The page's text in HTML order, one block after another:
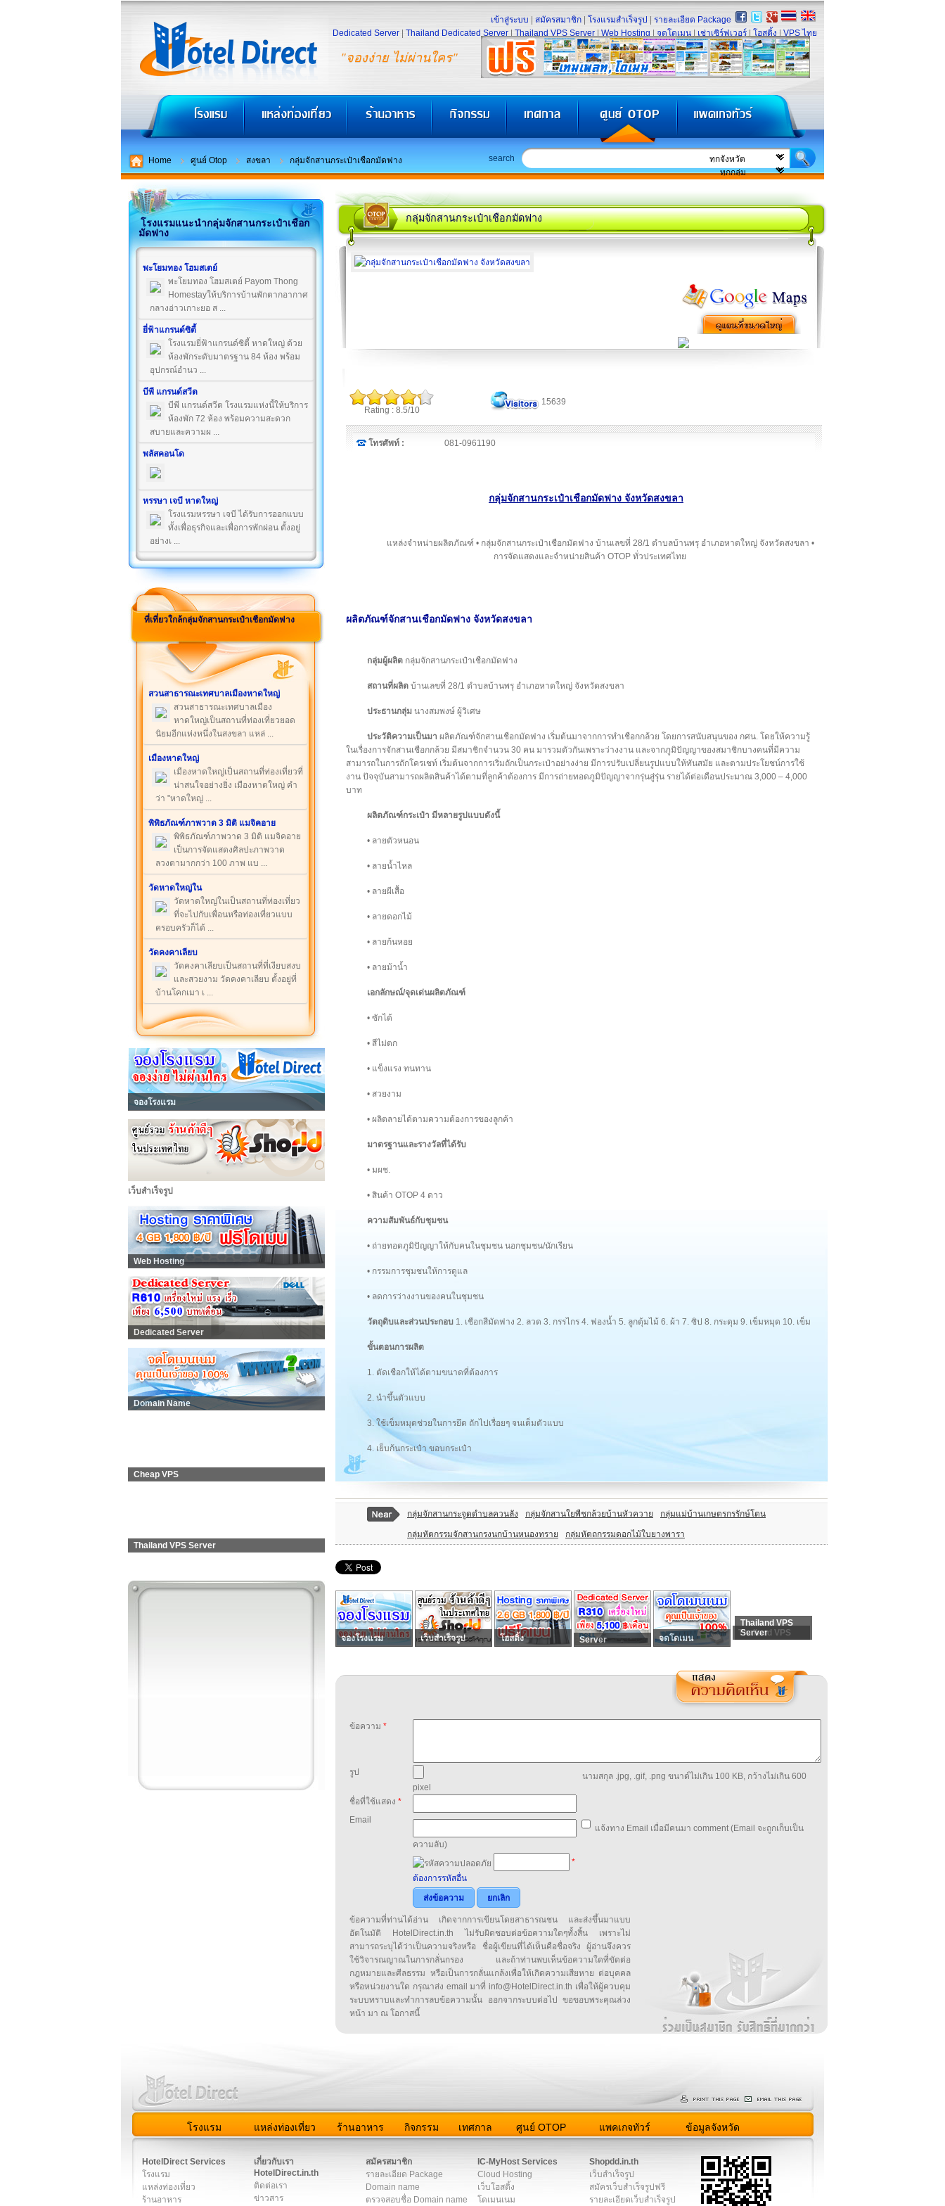
"จองง่าย ไม่ผ่านใคร"
เข้าสู่ระบบ สมัครสมาชิก โรงแรมสำเร็จรูป
รายละเอียด Package
Dedicated Server
Thailand Dedicated Server Thailand VPS Server Web Hosting จดโดเมน เช่าเซิร์ฟเวอร์ โฮสติ้ง VPS ไทย
Home ศูนย์ Otop สงขลา กลุ่มจักสานกระเป๋าเชือกมัดฟาง search
โรงแรมแนะนำกลุ่มจักสานกระเป๋าเชือก
มัดฟาง
พะโยมทอง โฮมสเตย์
พะโยมทอง โฮมสเตย์ Payom Thong
Homestayให้บริการบ้านพักตากอากาศ
กลางอ่าวเกาะยอ ส ...
ยี่ฟ้าแกรนด์ซิตี้
โรงแรมยี่ฟ้าแกรนด์ซิตี้ หาดใหญ่ ด้วย
ห้องพักระดับมาตรฐาน 84 ห้อง พร้อม
อุปกรณ์อำนว ...
บีพี แกรนด์สวีต
บีพี แกรนด์สวีต โรงแรมแห่งนี้ให้บริการ
ห้องพัก 72 ห้อง พร้อมความสะดวก
สบายและความผ ...
พลัสคอนโด
หรรษา เจบี หาดใหญ่
โรงแรมหรรษา เจบี ได้รับการออกแบบ
ทั้งเพื่อธุรกิจและเพื่อการพักผ่อน ตั้งอยู่
อย่างเ ...
ที่เที่ยวใกล้กลุ่มจักสานกระเป๋าเชือกมัดฟาง
สวนสาธารณะเทศบาลเมืองหาดใหญ่
สวนสาธารณะเทศบาลเมือง
หาดใหญ่เป็นสถานที่ท่องเที่ยวยอด
นิยมอีกแห่งหนึ่งในสงขลา แหล่ ...
เมืองหาดใหญ่
เมืองหาดใหญ่เป็นสถานที่ท่องเที่ยวที่
น่าสนใจอย่างยิ่ง เมืองหาดใหญ่ คำ
ว่า "หาดใหญ่ ...
พิพิธภัณฑ์ภาพวาด 3 มิติ แมจิคอาย
พิพิธภัณฑ์ภาพวาด 3 มิติ แมจิคอาย
เป็นการจัดแสดงศิลปะภาพวาด
ลวงตามากกว่า 100 ภาพ แบ ...
วัดหาดใหญ่ใน
วัดหาดใหญ่ในเป็นสถานที่ท่องเที่ยว
ที่จะไปกับเพื่อนหรือท่องเที่ยวแบบ
ครอบครัวก็ได้ ...
วัดคงคาเลียบ
วัดคงคาเลียบเป็นสถานที่ที่เงียบสงบ
และสวยงาม วัดคงคาเลียบ ตั้งอยู่ที่
บ้านโคกเมา เ ...
จองโรงแรม
เว็บสำเร็จรูป
Web Hosting
Dedicated Server
Domain Name
Cheap VPS
Thailand VPS Server
กลุ่มจักสานกระเป๋าเชือกมัดฟาง
Rating : 8.5/10
15639
โทรศัพท์ : 081-0961190
กลุ่มจักสานกระเป๋าเชือกมัดฟาง จังหวัดสงขลา
แหล่งจำหน่ายผลิตภัณฑ์ • กลุ่มจักสานกระเป๋าเชือกมัดฟาง บ้านเลขที่ 28/1 ตำบลบ้านพรุ อำเภอหาดใหญ่ จังหวัดสงขลา •
การจัดแสดงและจำหน่ายสินค้า OTOP ทั่วประเทศไทย
ผลิตภัณฑ์จักสานเชือกมัดฟาง จังหวัดสงขลา
กลุ่มผู้ผลิต กลุ่มจักสานกระเป๋าเชือกมัดฟาง
สถานที่ผลิต บ้านเลขที่ 28/1 ตำบลบ้านพรุ อำเภอหาดใหญ่ จังหวัดสงขลา
ประธานกลุ่ม นางสมพงษ์ ผู้วิเศษ
ประวัติความเป็นมา ผลิตภัณฑ์จักสานเชือกมัดฟาง เริ่มต้นมาจากการทำเชือกกล้วย โดยการสนับสนุนของ กศน. โดยให้ความรู้
ในเรื่องการจักสานเชือกกล้วย มีสมาชิกจำนวน 30 คน มารวมตัวกันเพราะว่างงาน และจากภูมิปัญญาของสมาชิกบางคนที่มีความ
สามารถในการถักโครเชท์ เริ่มต้นจากการเริ่มถักเป็นกระเป๋าอย่างง่าย มีการปรับเปลี่ยนรูปแบบให้ทันสมัย และตามประโยชน์การใช้
งาน ปัจจุบันสามารถผลิตสินค้าได้ตามที่ลูกค้าต้องการ มีการถ่ายทอดภูมิปัญญาจากรุ่นสู่รุ่น รายได้ต่อเดือนประมาณ 3,000 – 4,000
บาท
ผลิตภัณฑ์กระเป๋า มีหลายรูปแบบดังนี้
• ลายตัวหนอน
• ลายน้ำไหล
• ลายผีเสื้อ
• ลายดอกไม้
• ลายก้นหอย
• ลายม้าน้ำ
เอกลักษณ์/จุดเด่นผลิตภัณฑ์
• ซักได้
• สีไม่ตก
• แข็งแรง ทนทาน
• สวยงาม
• ผลิตลายได้ตามความต้องการของลูกค้า
มาตรฐานและรางวัลที่ได้รับ
• มผช.
• สินค้า OTOP 4 ดาว
ความสัมพันธ์กับชุมชน
• ถ่ายทอดภูมิปัญญาให้กับคนในชุมชน นอกชุมชน/นักเรียน
• กรรมการชุมชนให้การดูแล
• ลดการว่างงานของคนในชุมชน
วัตถุดิบและส่วนประกอบ 1. เชือกสีมัดฟาง 2. ลวด 3. กรรไกร 4. ฟองน้ำ 5. ลูกตุ้มไม้ 6. ผ้า 7. ซิป 8. กระดุม 9. เข็มหมุด 10. เข็ม
ขั้นตอนการผลิต
1. ตัดเชือกให้ได้ตามขนาดที่ต้องการ
2. นำขึ้นตัวแบบ
3. ใช้เข็มหมุดช่วยในการยึด ถักไปเรื่อยๆ จนเต็มตัวแบบ
4. เย็บก้นกระเป๋า ขอบกระเป๋า
กลุ่มจักสานกระจูดตำบลควนลัง กลุ่มจักสานใยพืชกล้วยบ้านหัวควาย กลุ่มแม่บ้านเกษตรกรรักษ์โตน
กลุ่มหัตกรรมจักสานกรงนกบ้านหนองทราย กลุ่มหัตถกรรมดอกไม้ใบยางพารา
จองโรงแรม เว็บสำเร็จรูป โฮสติ้ง Server จดโดเมน
Thailand VPS
Thailand VPS
Server
ข้อความ *
รูป
นามสกุล .jpg, .gif, .png ขนาด์ไม่เกิน 100 KB, กว้างไม่เกิน 600
pixel
ชื่อที่ใช้แสดง *
Email
แจ้งทาง Email เมื่อมีคนมา comment (Email จะถูกเก็บเป็น
ความลับ)
*
ต้องการรหัสอื่น
ส่งข้อความ
ยกเลิก
ข้อความที่ท่านได้อ่าน เกิดจากการเขียนโดยสาธารณชน และส่งขึ้นมาแบบ
อัตโนมัติ HotelDirect.in.th ไม่รับผิดชอบต่อข้อความใดๆทั้งสิ้น เพราะไม่
สามารถระบุได้ว่าเป็นความจริงหรือ ชื่อผู้เขียนที่ได้เห็นคือชื่อจริง ผู้อ่านจึงควร
ใช้วิจารณญาณในการกลั่นกรอง และถ้าท่านพบเห็นข้อความใดที่ขัดต่อ
กฎหมายและศีลธรรม หรือเป็นการกลั่นแกล้งเพื่อให้เกิดความเสียหาย ต่อบุคคล
หรือหน่วยงานใด กรุณาส่ง email มาที่ info@HotelDirect.in.th เพื่อให้ผู้ควบคุม
ระบบทราบและทำการลบข้อความนั้น ออกจากระบบต่อไป ขอขอบพระคุณล่วง
หน้า มา ณ โอกาสนี้
โรงแรม แหล่งท่องเที่ยว ร้านอาหาร กิจกรรม เทศกาล ศูนย์ OTOP แพคเกจทัวร์ ข้อมูลจังหวัด
HotelDirect Services
โรงแรม
แหล่งท่องเที่ยว
ร้านอาหาร
เกี่ยวกับเรา
HotelDirect.in.th
ติดต่อเรา
ข่าวสาร
สมัครสมาชิก
รายละเอียด Package
Domain name
ตรวจสอบชื่อ Domain name
IC-MyHost Services
Cloud Hosting
เว็บโฮสติ้ง
โดเมนเนม
Shopdd.in.th
เว็บสำเร็จรูป
สมัครเว็บสำเร็จรูปฟรี
รายละเอียดเว็บสำเร็จรูป